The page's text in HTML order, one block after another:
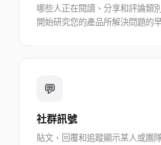
哪些人正在閱讀、分享和評論類
開始研究您的產品所解決問題的
💬
社群訊號
貼文、回覆和追蹤顯示某人或團